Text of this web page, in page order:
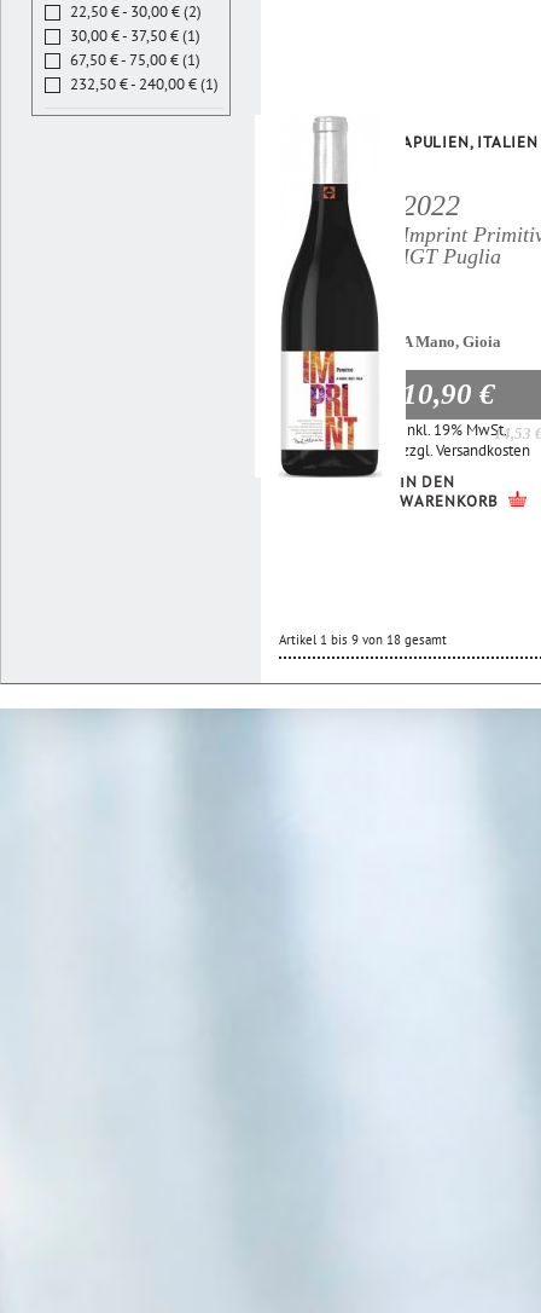
APULIEN, ITALIEN
2022
Imprint
IGT Puglia
A Mano, Gioia
10,90 €
14,53
Inkl. 19% MwSt.
zzgl.Versandkosten
IN DEN
WARENKORB
Artikel 1 bis 9 von 18 gesamt
22,50 € - 30,00 € (2)
30,00 € - 37,50 € (1)
67,50 € - 75,00 € (1)
232,50 € - 240,00 € (1)